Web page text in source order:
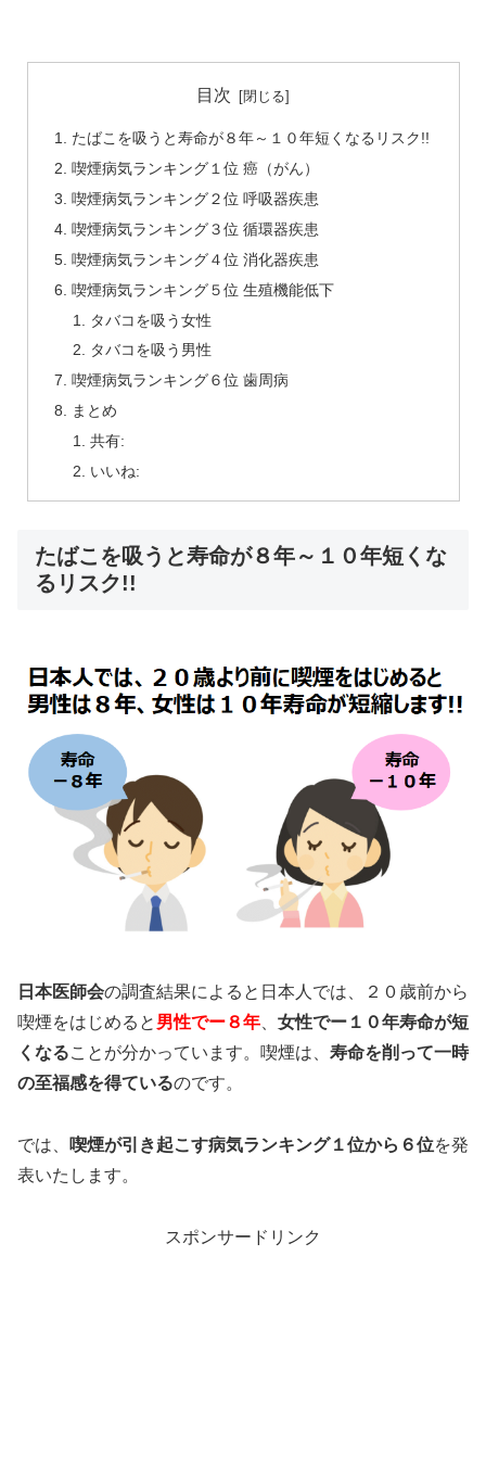
目次
たばこを吸うと寿命が８年～１０年短くなるリスク!!
喫煙病気ランキング１位 癌（がん）
喫煙病気ランキング２位 呼吸器疾患
喫煙病気ランキング３位 循環器疾患
喫煙病気ランキング４位 消化器疾患
喫煙病気ランキング５位 生殖機能低下
タバコを吸う女性
タバコを吸う男性
喫煙病気ランキング６位 歯周病
まとめ
共有:
いいね:
たばこを吸うと寿命が８年～１０年短くな
るリスク!!
日本医師会の調査結果によると日本人では、２０歳前から
喫煙をはじめると 男性でー８年
女性でー１０年寿命が短
くなることが分かっています。喫煙は、 寿命を削って一時
の至福感を得ているのです。
では、 喫煙が引き起こす病気ランキング１位から６位を発
表いたします。
スポンサードリンク